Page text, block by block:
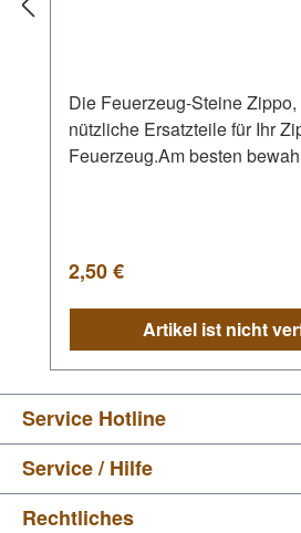
Die Feuerzeug-Steine Zippo,
nützliche Ersatzteile für Ihr
Feuerzeug.Am besten
ab und zu einen frischen
Sie mit der Erneuerung des
bis der alte ganz
sich die Walze ungewollt glatt
Weiteres Feuerzeug
unserem Onlineshop.
Regulärer Preis:
2,50 €
Artikel ist nicht
Service Hotline
Service / Hilfe
Rechtliches